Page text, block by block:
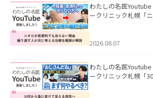
わたしの名医
ークリニック札幌「
ました。
2026.08.07
わたしの名医
ークリニック札幌「